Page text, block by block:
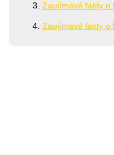
Zaujímavé fakty o
Zaujímavé fakty o